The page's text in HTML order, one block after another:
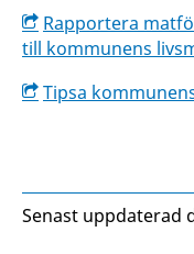
Rapportera
till kommunens
Tipsa
Senast uppdaterad